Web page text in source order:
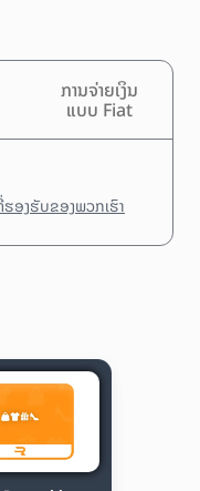
ການຈ່າຍເງິນ
ແບບ Fiat
ອງຮັບຂອງພວກເຮົາ